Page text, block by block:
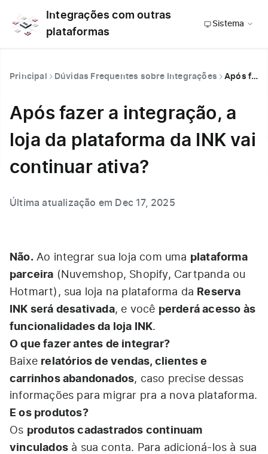
Integrações com outras
plataformas
Sistema
Principal Dúvidas Frequentes sobre Integrações Após fazer a integração, a loja da plataforma da INK vai continuar ativa?
Após fazer a integração, a
loja da plataforma da INK vai
continuar ativa?
Última atualização em Dec 17, 2025
Não.Ao integrar sua loja com uma plataforma
parceira (Nuvemshop, Shopify, Cartpanda ou
Hotmart), sua loja na plataforma da Reserva
INK será desativada, e você perderá acesso às
funcionalidades da loja INK.
O que fazer antes de integrar?
Baixe relatórios de vendas, clientes e
carrinhos abandonados, caso precise dessas
informações para migrar pra a nova plataforma.
E os produtos?
Os produtos cadastrados continuam
vinculados à sua conta. Para adicioná-los à sua